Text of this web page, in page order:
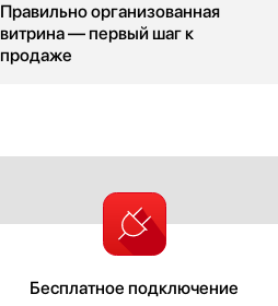
Правильно организованная
витрина — первый шаг к
продаже
Бесплатное подключение